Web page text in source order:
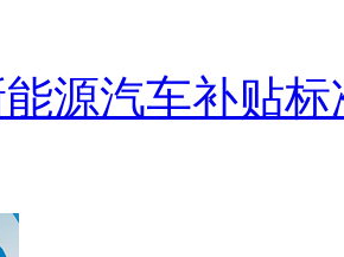
源汽车补贴